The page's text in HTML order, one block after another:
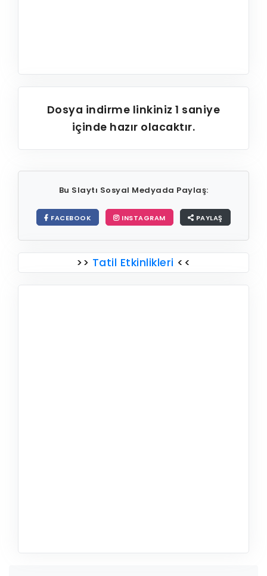
Dosya indirme linkiniz1 saniye
içinde hazır olacaktır.
Bu Slaytı Sosyal Medyada Paylaş:
FACEBOOK INSTAGRAM PAYLAŞ
>> Tatil Etkinlikleri <<